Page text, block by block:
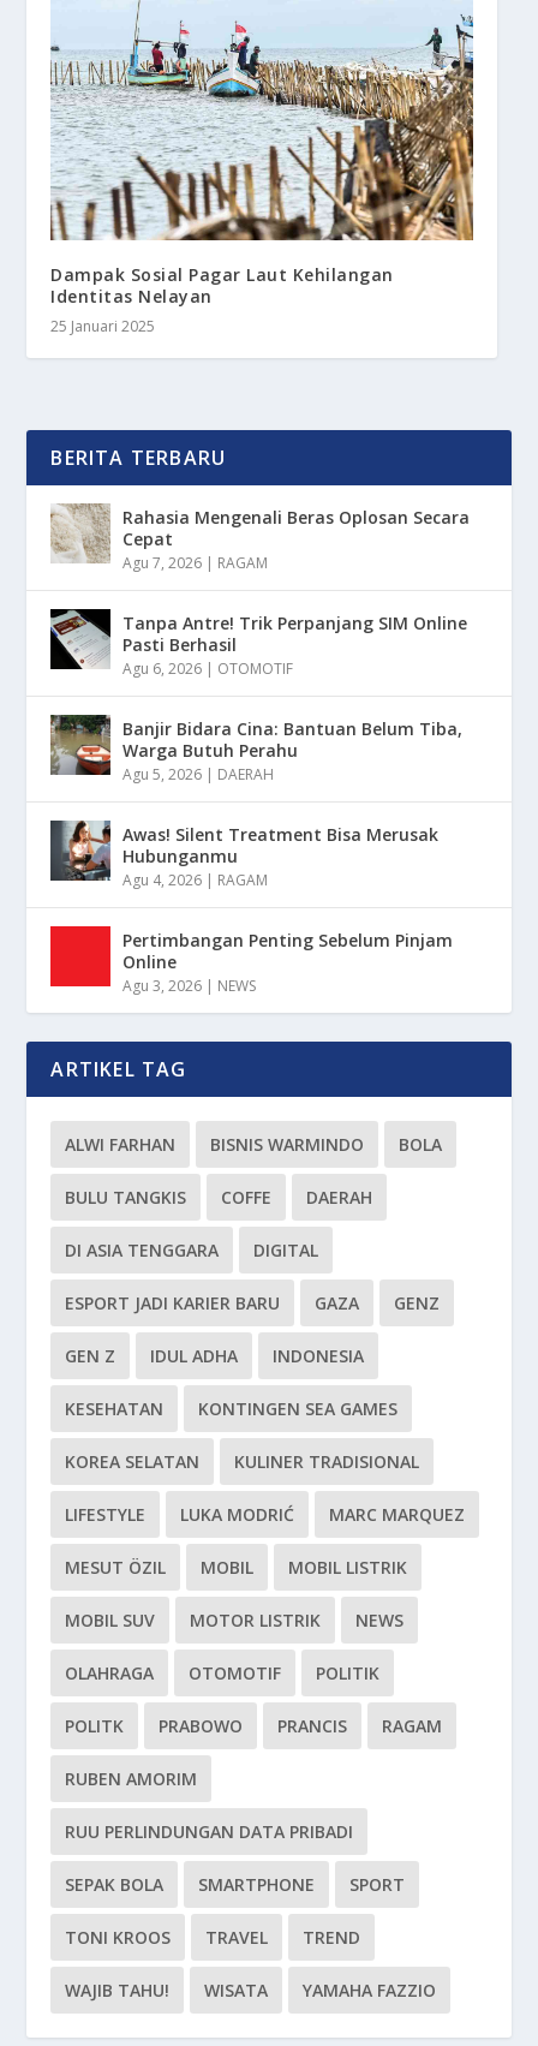
Dampak Sosial Pagar Laut Kehilangan
Identitas Nelayan
25 Januari 2025
BERITA TERBARU
Rahasia Mengenali Beras Oplosan Secara
Cepat
Agu 7, 2026 | RAGAM
Tanpa Antre! Trik Perpanjang SIM Online
Pasti Berhasil
Agu 6, 2026 | OTOMOTIF
Banjir Bidara Cina: Bantuan Belum Tiba,
Warga Butuh Perahu
Agu 5, 2026 | DAERAH
Awas! Silent Treatment Bisa Merusak
Hubunganmu
Agu 4, 2026 | RAGAM
Pertimbangan Penting Sebelum Pinjam
Online
Agu 3, 2026 | NEWS
ARTIKEL TAG
ALWI FARHAN BISNIS WARMINDO BOLA
BULU TANGKIS COFFE DAERAH
DI ASIA TENGGARA DIGITAL
ESPORT JADI KARIER BARU GAZA GENZ
GEN Z IDUL ADHA INDONESIA
KESEHATAN KONTINGEN SEA GAMES
KOREA SELATAN KULINER TRADISIONAL
LIFESTYLE LUKA MODRIĆ MARC MARQUEZ
MESUT ÖZIL MOBIL MOBIL LISTRIK
MOBIL SUV MOTOR LISTRIK NEWS
OLAHRAGA OTOMOTIF POLITIK
POLITK PRABOWO PRANCIS RAGAM
RUBEN AMORIM
RUU PERLINDUNGAN DATA PRIBADI
SEPAK BOLA SMARTPHONE SPORT
TONI KROOS TRAVEL TREND
WAJIB TAHU! WISATA YAMAHA FAZZIO